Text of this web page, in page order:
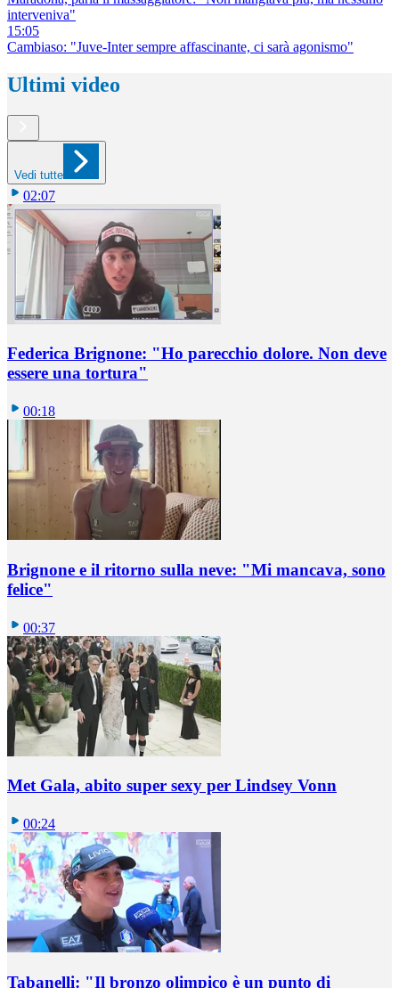
interveniva"
15:05
Cambiaso: "Juve-Inter sempre affascinante, ci sarà agonismo"
Ultimi video
Vedi tutte
02:07
Federica Brignone: "Ho parecchio dolore. Non deve
essere una tortura"
00:18
Brignone e il ritorno sulla neve: "Mi mancava, sono
felice"
00:37
Met Gala, abito super sexy per Lindsey Vonn
00:24
Tabanelli: "Il bronzo olimpico è un punto di